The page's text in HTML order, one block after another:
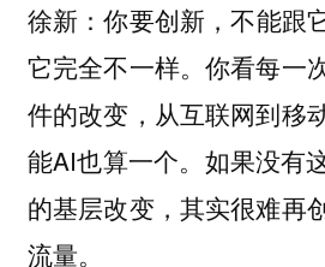
徐新：你要创新，不能跟
它完全不一样。你看每一
件的改变，从互联网到移
能AI也算一个。如果没有
的基层改变，其实很难再
流量。